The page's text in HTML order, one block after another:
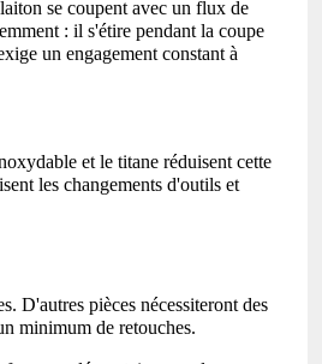
se coupent avec un flux de
: il s'étire pendant la coupe
un engagement constant à
et le titane réduisent cette
les changements d'outils et
D'autres pièces nécessiteront des
minimum de retouches.